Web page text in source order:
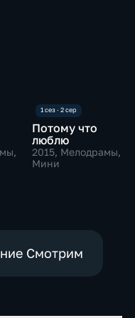
Потому что
люблю
2015, Мелодрамы,
Мини
Смотрим